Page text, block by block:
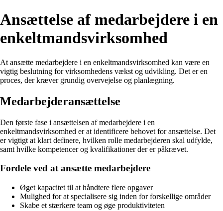
Ansættelse af medarbejdere i en
enkeltmandsvirksomhed
At ansætte medarbejdere i en enkeltmandsvirksomhed kan være en
vigtig beslutning for virksomhedens vækst og udvikling. Det er en
proces, der kræver grundig overvejelse og planlægning.
Medarbejderansættelse
Den første fase i ansættelsen af medarbejdere i en
enkeltmandsvirksomhed er at identificere behovet for ansættelse. Det
er vigtigt at klart definere, hvilken rolle medarbejderen skal udfylde,
samt hvilke kompetencer og kvalifikationer der er påkrævet.
Fordele ved at ansætte medarbejdere
Øget kapacitet til at håndtere flere opgaver
Mulighed for at specialisere sig inden for forskellige områder
Skabe et stærkere team og øge produktiviteten